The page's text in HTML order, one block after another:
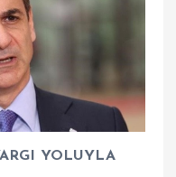
YOLUYLA